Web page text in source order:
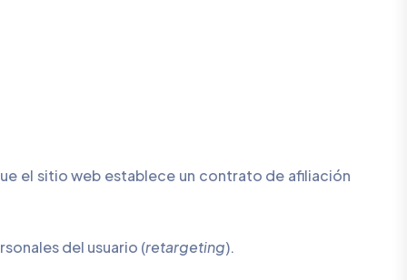
el sitio web establece un contrato de afiliación
del usuario (retargeting).